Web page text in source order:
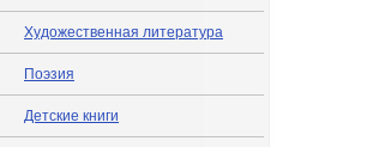
Художественная литература
Поэзия
Детские книги